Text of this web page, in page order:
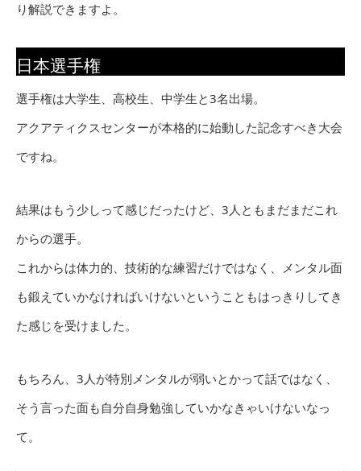
り解説できますよ。
日本選手権
選手権は大学生、高校生、中学生と3名出場。
アクアティクスセンターが本格的に始動した記念すべき大会
ですね。
結果はもう少しって感じだったけど、3人ともまだまだこれ
からの選手。
これからは体力的、技術的な練習だけではなく、メンタル面
も鍛えていかなければいけないということもはっきりしてき
た感じを受けました。
もちろん、3人が特別メンタルが弱いとかって話ではなく、
そう言った面も自分自身勉強していかなきゃいけないなっ
て。